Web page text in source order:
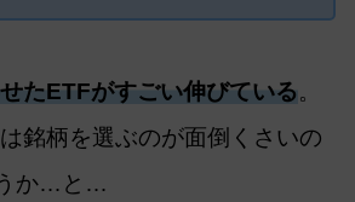
たETFがすごい伸びている。
銘柄を選ぶのが面倒くさいの
か…と…